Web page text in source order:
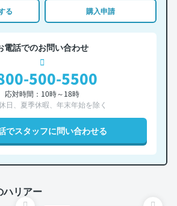
る 購入申請
電話でのお問い合わせ
500-5500
応対時間：10時～18時
日、夏季休暇、年末年始を除く
でスタッフに問い合わせる
ハリアー